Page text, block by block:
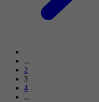
...
2
3
4
...